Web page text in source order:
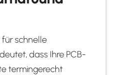
schnelle
dass Ihre PCB-
termingerecht